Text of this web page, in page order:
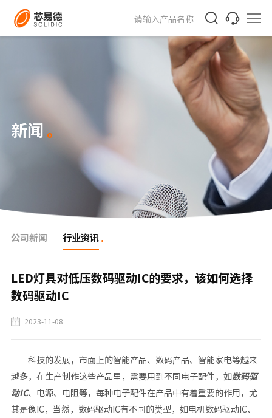
新闻
公司新闻 行业资讯
LED灯具对低压数码驱动IC的要求，该如何选择
数码驱动IC
2023-11-08
科技的发展，市面上的智能产品、数码产品、智能家电等越来
越多，在生产制作这些产品里，需要用到不同电子配件，如数码驱
动IC、电源、电阻等，每种电子配件在产品中有着重要的作用，尤
其是像IC，当然， 数码驱动IC有不同的类型，如电机数码驱动IC、